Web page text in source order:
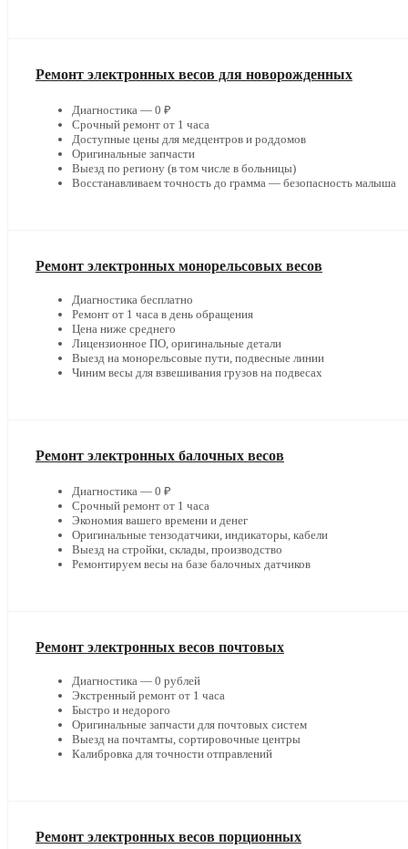
Ремонт электронных весов для новорожденных
Диагностика — 0 ₽
Срочный ремонт от 1 часа
Доступные цены для медцентров и роддомов
Оригинальные запчасти
Выезд по региону (в том числе в больницы)
Восстанавливаем точность до грамма — безопасность малыша
Ремонт электронных монорельсовых весов
Диагностика бесплатно
Ремонт от 1 часа в день обращения
Цена ниже среднего
Лицензионное ПО, оригинальные детали
Выезд на монорельсовые пути, подвесные линии
Чиним весы для взвешивания грузов на подвесах
Ремонт электронных балочных весов
Диагностика — 0 ₽
Срочный ремонт от 1 часа
Экономия вашего времени и денег
Оригинальные тензодатчики, индикаторы, кабели
Выезд на стройки, склады, производство
Ремонтируем весы на базе балочных датчиков
Ремонт электронных весов почтовых
Диагностика — 0 рублей
Экстренный ремонт от 1 часа
Быстро и недорого
Оригинальные запчасти для почтовых систем
Выезд на почтамты, сортировочные центры
Калибровка для точности отправлений
Ремонт электронных весов порционных